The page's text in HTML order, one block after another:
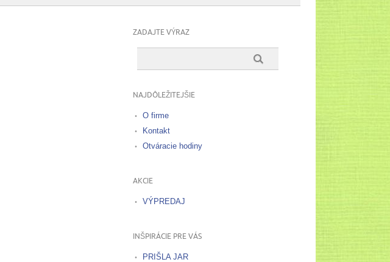
ZADAJTE VÝRAZ
NAJDÔLEŽITEJŠIE
O firme
Kontakt
Otváracie hodiny
AKCIE
VÝPREDAJ
INŠPIRÁCIE PRE VÁS
PRIŠLA JAR